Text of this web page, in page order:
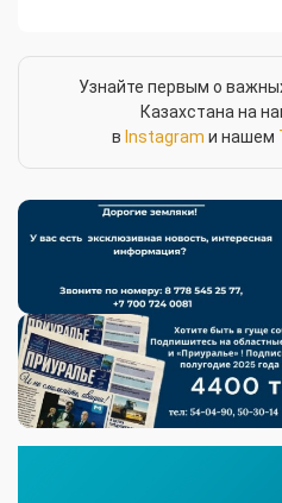
Узнайте первым о
Казахстана на
в Instagram и нашем